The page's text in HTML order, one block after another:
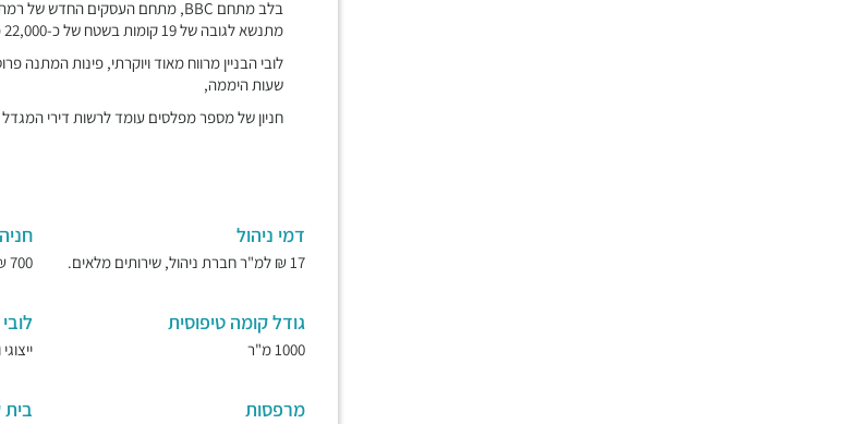
מתנשא לגובה של 19 קומות בשטח של כ-22,000 מ"ר ובבנייתו שולבו מרפסות שמש פתוחות הצופות אל פארק הירקון,
לובי הבניין מרווח מאוד ויוקרתי, פינות
שעות היממה,
חניון של מספר מפלסים עומד לרשות דירי המגדל
דמי ניהול
17 ₪ למ"ר חברת ניהול, שירותים מלאים.
חניה
700 ₪ חניון תת קרקעי ומאובטח.
גודל קומה טיפוסית
1000 מ"ר
לובי
מרפסות